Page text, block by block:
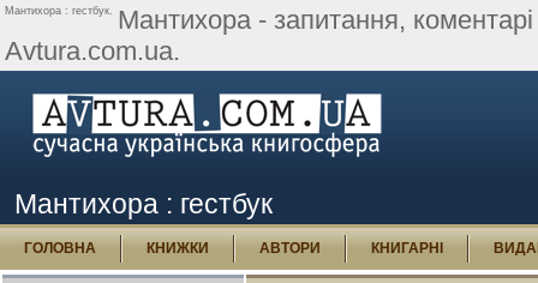
Мантихора : гестбук. Мантихора - запитання, коментарі
Avtura.com.ua.
Мантихора : гестбук
ГОЛОВНА КНИЖКИ АВТОРИ КНИГАРНІ